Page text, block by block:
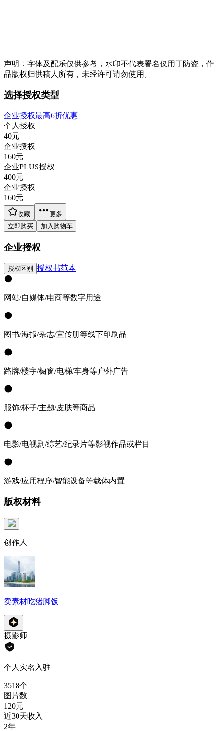
声明：字体及配乐仅供参考；水印不代表署名仅用于防盗，作
品版权归供稿人所有，未经许可请勿使用。
选择授权类型
企业授权最高6折优惠
个人授权
40元
企业授权
160元
企业PLUS授权
400元
企业授权
160元
收藏
更多
立即购买
加入购物车
企业授权
授权区别 授权书范本
网站/自媒体/电商等数字用途
图书/海报/杂志/宣传册等线下印刷品
路牌/楼宇/橱窗/电梯/车身等户外广告
服饰/杯子/主题/皮肤等商品
电影/电视剧/综艺/纪录片等影视作品或栏目
游戏/应用程序/智能设备等载体内置
版权材料
创作人
卖素材吃猪脚饭
摄影师
个人实名入驻
3518个
图片数
120元
近30天收入
2年